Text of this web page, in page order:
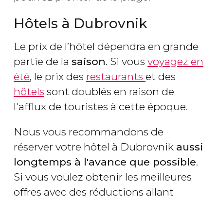
Hôtels à Dubrovnik
Le prix de l’hôtel dépendra en grande
partie de la saison. Si vous voyagez en
été, le prix des restaurants et des
hôtels sont doublés en raison de
l'afflux de touristes à cette époque.
Nous vous recommandons de
réserver votre hôtel à Dubrovnik aussi
longtemps à l'avance que possible.
Si vous voulez obtenir les meilleures
offres avec des réductions allant